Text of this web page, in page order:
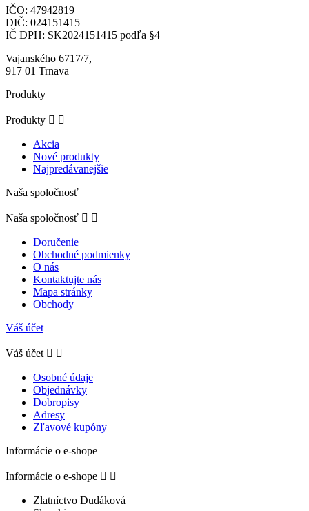
IČO: 47942819
DIČ: 024151415
IČ DPH: SK2024151415 podľa §4
Vajanského 6717/7,
917 01 Trnava
Produkty
Produkty  
Akcia
Nové produkty
Najpredávanejšie
Naša spoločnosť
Naša spoločnosť  
Doručenie
Obchodné podmienky
O nás
Kontaktujte nás
Mapa stránky
Obchody
Váš účet
Váš účet  
Osobné údaje
Objednávky
Dobropisy
Adresy
Zľavové kupóny
Informácie o e-shope
Informácie o e-shope  
Zlatníctvo Dudáková